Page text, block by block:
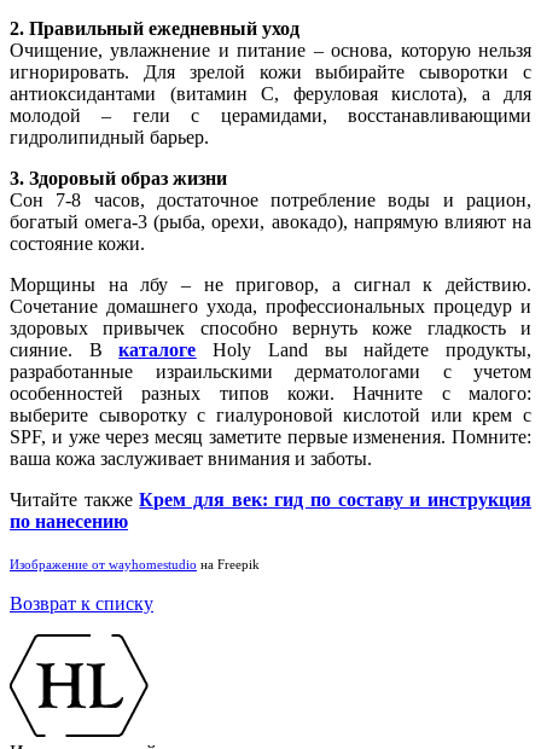
2. Правильный ежедневный уход
Очищение, увлажнение и питание – основа, которую нельзя
игнорировать. Для зрелой кожи выбирайте сыворотки с
антиоксидантами (витамин С, феруловая кислота), а для
молодой – гели с церамидами, восстанавливающими
гидролипидный барьер.
3. Здоровый образ жизни
Сон 7-8 часов, достаточное потребление воды и рацион,
богатый омега-3 (рыба, орехи, авокадо), напрямую влияют на
состояние кожи.
Морщины на лбу – не приговор, а сигнал к действию.
Сочетание домашнего ухода, профессиональных процедур и
здоровых привычек способно вернуть коже гладкость и
сияние. Вкаталоге Holy Land вы найдете продукты,
разработанные израильскими дерматологами с учетом
особенностей разных типов кожи. Начните с малого:
выберите сыворотку с гиалуроновой кислотой или крем с
SPF, и уже через месяц заметите первые изменения. Помните:
ваша кожа заслуживает внимания и заботы.
Читайте такжеКрем для век: гид по составу и инструкция
по нанесению
Изображение от wayhomestudio на Freepik
Возврат к списку